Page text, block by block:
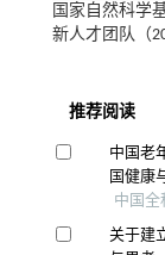
国家自然科学
新人才团队（